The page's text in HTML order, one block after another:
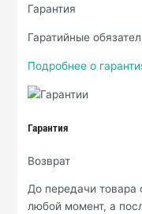
Гарантия
Гаратийные
Подробнее о
Гарантия
Возврат
До передачи товара
любой момент, а